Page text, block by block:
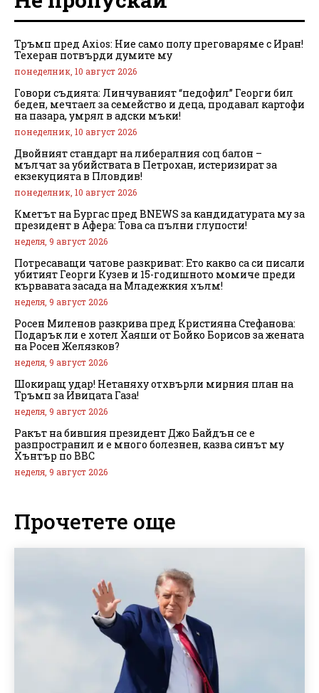
Тръмп пред Axios: Ние само полу преговаряме с Иран!
Техеран потвърди думите му
понеделник, 10 август 2026
Говори съдията: Линчуваният “педофил” Георги бил
беден, мечтаел за семейство и деца, продавал картофи
на пазара, умрял в адски мъки!
понеделник, 10 август 2026
Двойният стандарт на либералния соц балон –
мълчат за убийствата в Петрохан, истеризират за
екзекуцията в Пловдив!
понеделник, 10 август 2026
Кметът на Бургас пред BNEWS за кандидатурата му за
президент в Афера: Това са пълни глупости!
неделя, 9 август 2026
Потресаващи чатове разкриват: Ето какво са си писали
убитият Георги Кузев и 15-годишното момиче преди
кървавата засада на Младежкия хълм!
неделя, 9 август 2026
Росен Миленов разкрива пред Кристияна Стефанова:
Подарък ли е хотел Хаяши от Бойко Борисов за жената
на Росен Желязков?
неделя, 9 август 2026
Шокиращ удар! Нетаняху отхвърли мирния план на
Тръмп за Ивицата Газа!
неделя, 9 август 2026
Ракът на бившия президент Джо Байдън се е
разпространил и е много болезнен, казва синът му
Хънтър по BBC
неделя, 9 август 2026
Прочетете още